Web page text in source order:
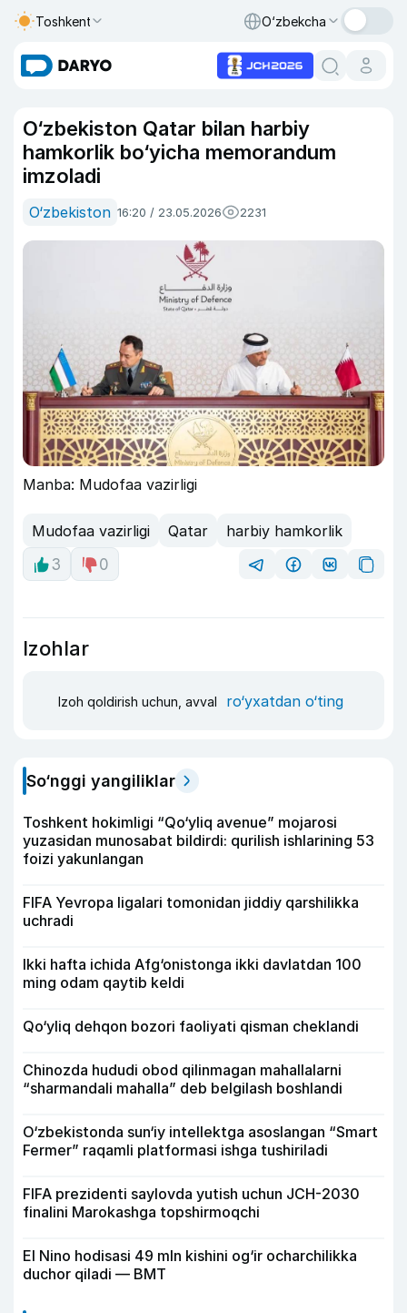
Toshkent O‘zbekcha
O‘zbekiston Qatar bilan harbiy
hamkorlik bo‘yicha memorandum
imzoladi
O‘zbekiston 16:20 / 23.05.2026 2231
Manba: Mudofaa vazirligi
Mudofaa vazirligi Qatar
harbiy hamkorlik
3
0
Izohlar
Izoh qoldirish uchun, avval ro‘yxatdan o‘ting
So‘nggi yangiliklar
Toshkent hokimligi “Qo‘yliq avenue” mojarosi
yuzasidan munosabat bildirdi: qurilish ishlarining 53
foizi yakunlangan
FIFA Yevropa ligalari tomonidan jiddiy qarshilikka
uchradi
Ikki hafta ichida Afg‘onistonga ikki davlatdan 100
ming odam qaytib keldi
Qo‘yliq dehqon bozori faoliyati qisman cheklandi
Chinozda hududi obod qilinmagan mahallalarni
“sharmandali mahalla” deb belgilash boshlandi
O‘zbekistonda sun‘iy intellektga asoslangan “Smart
Fermer” raqamli platformasi ishga tushiriladi
FIFA prezidenti saylovda yutish uchun JCH-2030
finalini Marokashga topshirmoqchi
El Nino hodisasi 49 mln kishini og‘ir ocharchilikka
duchor qiladi — BMT